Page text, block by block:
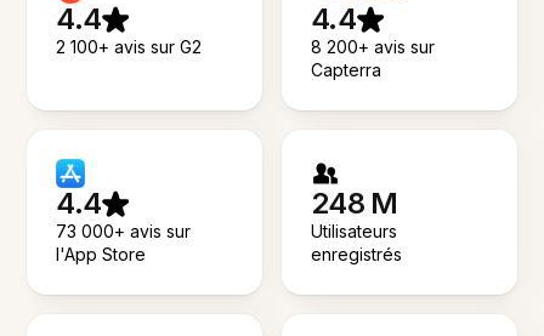
4.4
2 100+ avis sur G2
4.4
8 200+ avis sur
Capterra
4.4
73 000+ avis sur
l'App Store
248 M
Utilisateurs
enregistrés